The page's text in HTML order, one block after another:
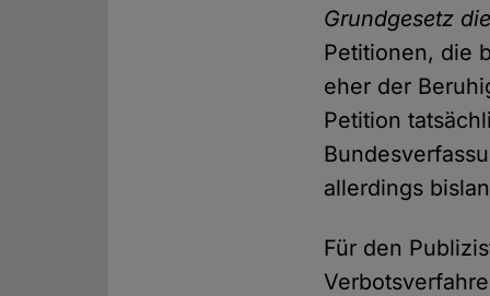
Grundgesetz
Petitionen, die
eher der
Petition
allerdings
Für den